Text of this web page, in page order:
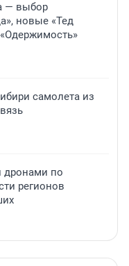
— выбор
новые «Тед
самолета из
дронами по
регионов